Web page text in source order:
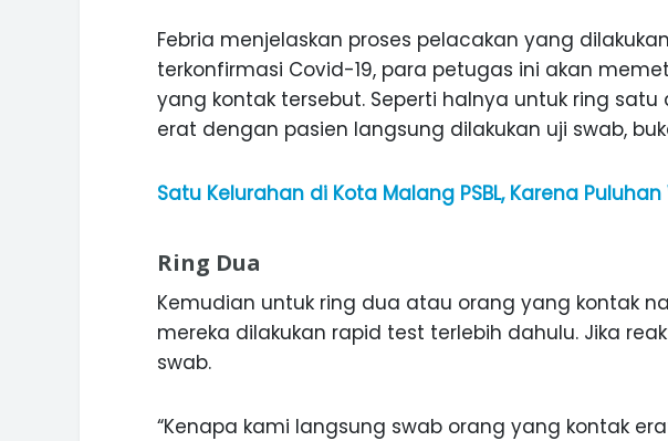
Febria menjelaskan proses pelacakan yang
terkonfirmasi Covid-19, para petugas ini akan
yang kontak tersebut. Seperti halnya untuk ring
erat dengan pasien langsung dilakukan uji swab,
Satu Kelurahan di Kota Malang PSBL, Karena
Ring Dua
Kemudian untuk ring dua atau orang yang kontak
mereka dilakukan rapid test terlebih dahulu. Jika
swab.
“Kenapa kami langsung swab orang yang kontak
MANIS, LEGIT, DAN PAHIT, NIKMATNYA
DURIAN SEGULUNG MADIUN
SEJAK